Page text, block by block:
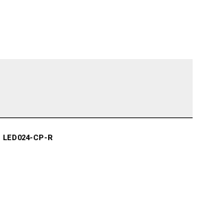
LED024-CP-R